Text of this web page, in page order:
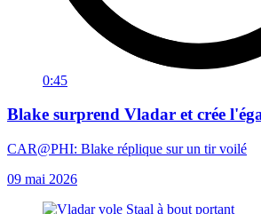
0:45
Blake surprend Vladar et crée
CAR@PHI: Blake réplique sur un tir voilé
09 mai 2026